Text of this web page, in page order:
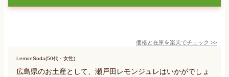
価格と在庫を楽天でチェック >>
LemonSoda(50代・女性)
広島県のお土産として、瀬戸田レモンジュレはいかがでしょ